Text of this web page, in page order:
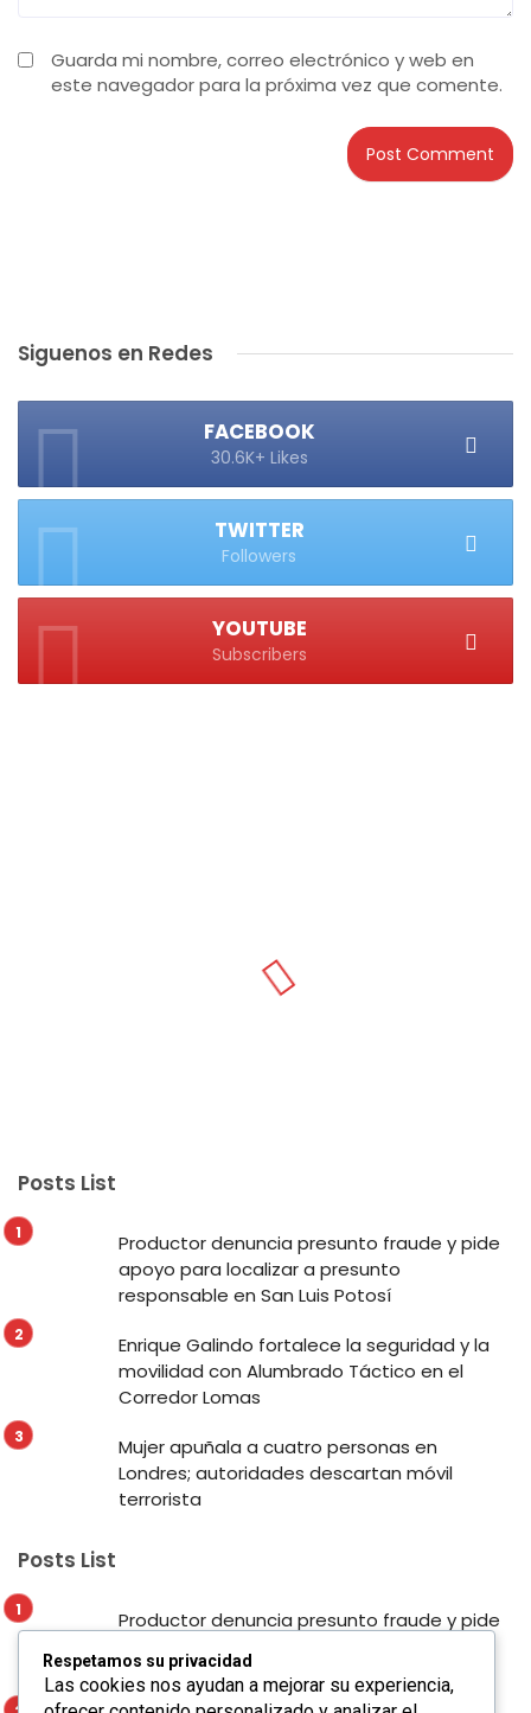
Guarda mi nombre, correo electrónico y web en
este navegador para la próxima vez que comente.
Siguenos en Redes
FACEBOOK
30.6K+ Likes
TWITTER
Followers
YOUTUBE
Subscribers
Posts List
Productor denuncia presunto fraude y pide
apoyo para localizar a presunto
responsable en San Luis Potosí
Enrique Galindo fortalece la seguridad y la
movilidad con Alumbrado Táctico en el
Corredor Lomas
Mujer apuñala a cuatro personas en
Londres; autoridades descartan móvil
terrorista
Posts List
Productor denuncia presunto fraude y pide
responsable en San Luis Potosí
Respetamos su privacidad
Las cookies nos ayudan a mejorar su experiencia,